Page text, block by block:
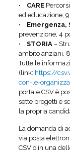
•
CARE
ed educazione,
•
Emergenza,
prevenzione, 4
• STORIA–
ambito anziani,
Tutte le
(link: https://
con-le-
portale CSV è
sette progetti e
la propria
La domanda di
via posta
CSV o in una